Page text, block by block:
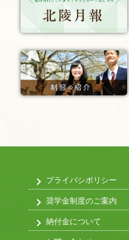
プライバシポリシー
奨学金制度のご案内
納付金について